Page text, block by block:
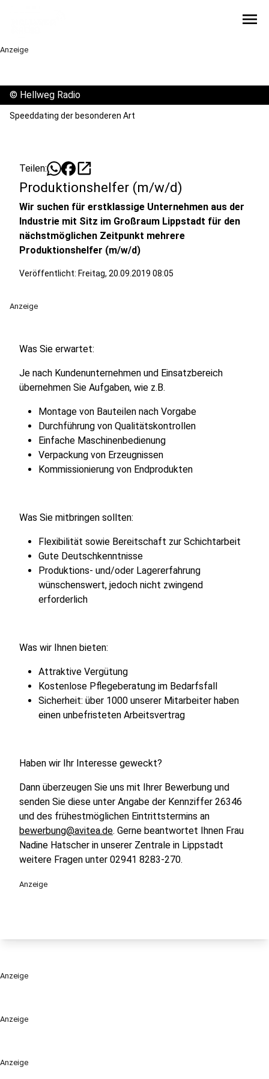
menu
Anzeige
Anzeige
Anzeige
© Hellweg Radio
Speeddating der besonderen Art
Teilen: open_in_new
Produktionshelfer (m/w/d)
Wir suchen für erstklassige Unternehmen aus der
Industrie mit Sitz im Großraum Lippstadt für den
nächstmöglichen Zeitpunkt mehrere
Produktionshelfer (m/w/d)
Veröffentlicht: Freitag, 20.09.2019 08:05
Anzeige
Was Sie erwartet:
Je nach Kundenunternehmen und Einsatzbereich
übernehmen Sie Aufgaben, wie z.B.
Montage von Bauteilen nach Vorgabe
Durchführung von Qualitätskontrollen
Einfache Maschinenbedienung
Verpackung von Erzeugnissen
Kommissionierung von Endprodukten
Was Sie mitbringen sollten:
Flexibilität sowie Bereitschaft zur Schichtarbeit
Gute Deutschkenntnisse
Produktions- und/oder Lagererfahrung
wünschenswert, jedoch nicht zwingend
erforderlich
Was wir Ihnen bieten:
Attraktive Vergütung
Kostenlose Pflegeberatung im Bedarfsfall
Sicherheit: über 1000 unserer Mitarbeiter haben
einen unbefristeten Arbeitsvertrag
Haben wir Ihr Interesse geweckt?
Dann überzeugen Sie uns mit Ihrer Bewerbung und
senden Sie diese unter Angabe der Kennziffer 26346
und des frühestmöglichen Eintrittstermins an
bewerbung@avitea.de. Gerne beantwortet Ihnen Frau
Nadine Hatscher in unserer Zentrale in Lippstadt
weitere Fragen unter 02941 8283-270.
Anzeige
Anzeige